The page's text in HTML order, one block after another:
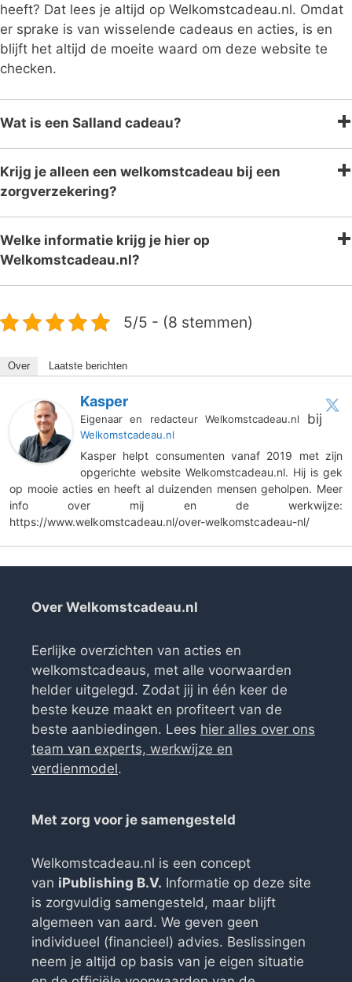
heeft? Dat lees je altijd op Welkomstcadeau.nl. Omdat
er sprake is van wisselende cadeaus en acties, is en
blijft het altijd de moeite waard om deze website te
checken.
Wat is een Salland cadeau?
Krijg je alleen een welkomstcadeau bij een
zorgverzekering?
Welke informatie krijg je hier op
Welkomstcadeau.nl?
5/5 - (8 stemmen)
Over Laatste berichten
Kasper
Eigenaar en redacteur Welkomstcadeau.nl bij
Welkomstcadeau.nl
Kasper helpt consumenten vanaf 2019 met zijn
opgerichte website Welkomstcadeau.nl. Hij is gek
op mooie acties en heeft al duizenden mensen geholpen. Meer
info over mij en de werkwijze:
https://www.welkomstcadeau.nl/over-welkomstcadeau-nl/
Over Welkomstcadeau.nl
Eerlijke overzichten van acties en
welkomstcadeaus, met alle voorwaarden
helder uitgelegd. Zodat jij in één keer de
beste keuze maakt en profiteert van de
beste aanbiedingen. Lees hier alles over ons
team van experts, werkwijze en
verdienmodel.
Met zorg voor je samengesteld
Welkomstcadeau.nl is een concept
van iPublishing B.V. Informatie op deze site
is zorgvuldig samengesteld, maar blijft
algemeen van aard. We geven geen
individueel (financieel) advies. Beslissingen
neem je altijd op basis van je eigen situatie